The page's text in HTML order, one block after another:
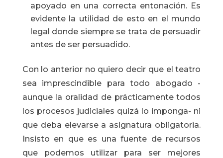
apoyado en una correcta entonación. Es
evidente la utilidad de esto en el mundo
legal donde siempre se trata de persuadir
antes de ser persuadido.
Con lo anterior no quiero decir que el teatro
sea imprescindible para todo abogado -
aunque la oralidad de prácticamente todos
los procesos judiciales quizá lo imponga- ni
que deba elevarse a asignatura obligatoria.
Insisto en que es una fuente de recursos
que podemos utilizar para ser mejores